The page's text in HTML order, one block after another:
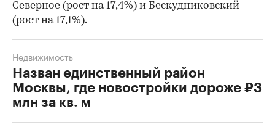
Северное (рост на 17,4%) и Бескудниковский
(рост на 17,1%).
Назван единственный район
Москвы, где новостройки дороже ₽3
млн за кв. м
Недвижимость